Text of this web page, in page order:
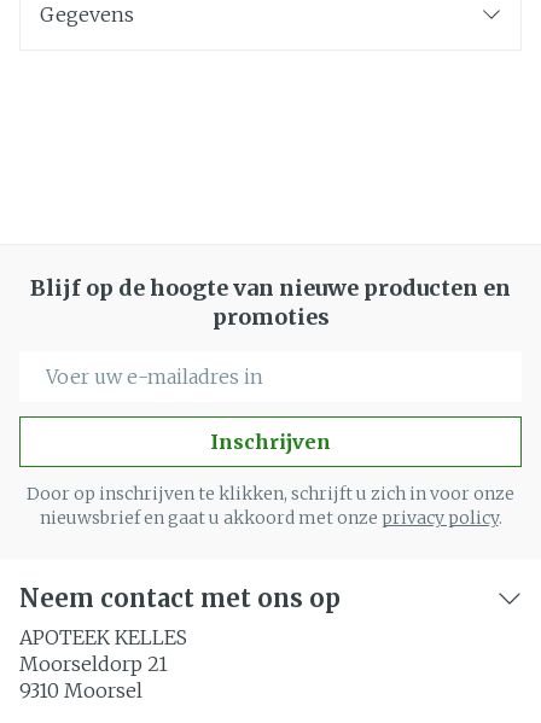
Gegevens
Blijf op de hoogte van nieuwe producten en
promoties
Inschrijven
Door op inschrijven te klikken, schrijft u zich in voor onze
nieuwsbrief en gaat u akkoord met onze privacy policy.
Neem contact met ons op
APOTEEK KELLES
Moorseldorp 21
9310 Moorsel